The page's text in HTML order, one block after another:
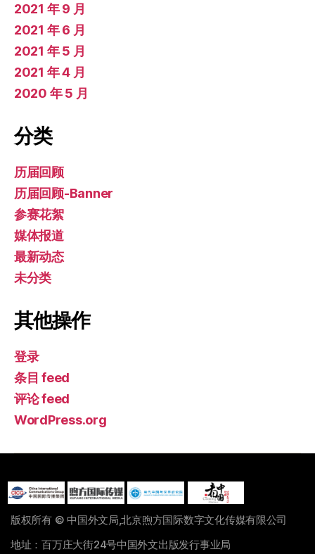
2021 年 9 月
2021 年 6 月
2021 年 5 月
2021 年 4 月
2020 年 5 月
分类
历届回顾
历届回顾-Banner
参赛花絮
媒体报道
最新动态
未分类
其他操作
登录
条目 feed
评论 feed
WordPress.org
版权所有 © 中国外文局,北京煦方国际数字文化传媒有限公司
地址：百万庄大街24号中国外文出版发行事业局